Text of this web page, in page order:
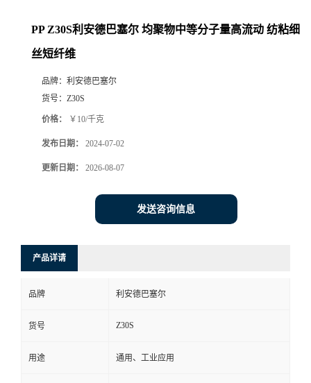
PP Z30S利安德巴塞尔 均聚物中等分子量高流动 纺粘细
丝短纤维
品牌： 利安德巴塞尔
货号： Z30S
价格： ￥10/千克
发布日期： 2024-07-02
更新日期： 2026-08-07
发送咨询信息
产品详请
品牌 利安德巴塞尔
货号 Z30S
用途 通用、工业应用